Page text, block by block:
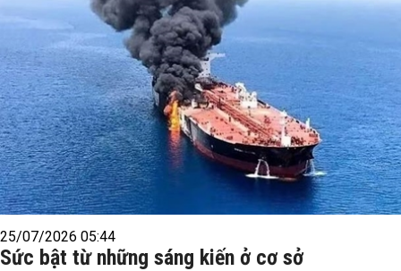
25/07/2026 05:44
Sức bật từ những sáng kiến ở cơ sở